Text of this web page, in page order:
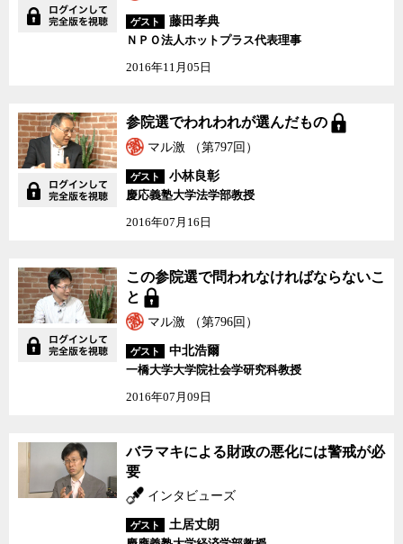
ゲスト
藤田孝典
ＮＰＯ法人ホットプラス代表理事
2016年11月05日
参院選でわれわれが選んだもの
マル激 （第797回）
ゲスト
小林良彰
慶応義塾大学法学部教授
2016年07月16日
この参院選で問われなければならないこ
と
マル激 （第796回）
ゲスト
中北浩爾
一橋大学大学院社会学研究科教授
2016年07月09日
バラマキによる財政の悪化には警戒が必
要
インタビューズ
ゲスト
土居丈朗